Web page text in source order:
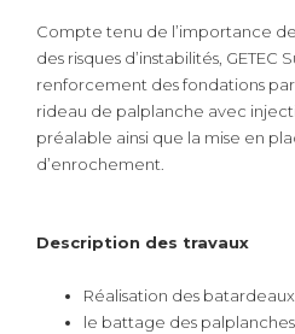
Compte tenu de l’importance
des risques d’instabilités, GETEC
renforcement des fondations
rideau de palplanche avec
préalable ainsi que la mise en
d’enrochement.
Description des travaux
Réalisation des
le battage des